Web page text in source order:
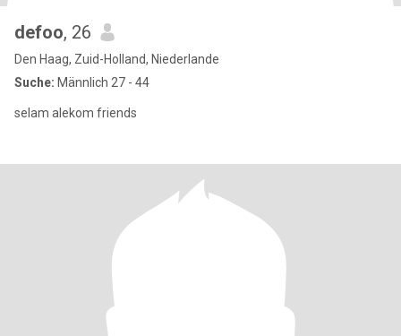
defoo, 26
Den Haag, Zuid-Holland, Niederlande
Suche: Männlich 27 - 44
selam alekom friends